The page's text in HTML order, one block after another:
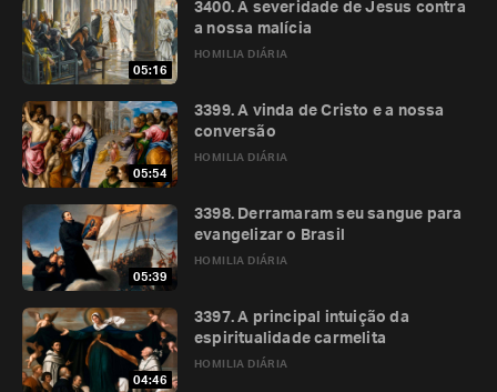
05:16
HOMILIA DIÁRIA
3400. A severidade de Jesus contra
a nossa malícia
05:54
HOMILIA DIÁRIA
3399. A vinda de Cristo e a nossa
conversão
05:39
HOMILIA DIÁRIA
3398. Derramaram seu sangue para
evangelizar o Brasil
04:46
HOMILIA DIÁRIA
3397. A principal intuição da
espiritualidade carmelita